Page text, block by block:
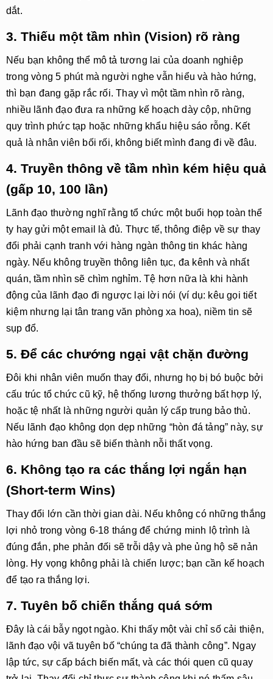
dắt.
3. Thiếu một tầm nhìn (Vision) rõ ràng
Nếu bạn không thể mô tả tương lai của doanh nghiệp
trong vòng 5 phút mà người nghe vẫn hiểu và hào hứng,
thì bạn đang gặp rắc rối. Thay vì một tầm nhìn rõ ràng,
nhiều lãnh đạo đưa ra những kế hoạch dày cộp, những
quy trình phức tạp hoặc những khẩu hiệu sáo rỗng. Kết
quả là nhân viên bối rối, không biết mình đang đi về đâu.
4. Truyền thông về tầm nhìn kém hiệu quả
(gấp 10, 100 lần)
Lãnh đạo thường nghĩ rằng tổ chức một buổi họp toàn thể
ty hay gửi một email là đủ. Thực tế, thông điệp về sự thay
đổi phải cạnh tranh với hàng ngàn thông tin khác hàng
ngày. Nếu không truyền thông liên tục, đa kênh và nhất
quán, tầm nhìn sẽ chìm nghỉm. Tệ hơn nữa là khi hành
động của lãnh đạo đi ngược lại lời nói (ví dụ: kêu gọi tiết
kiệm nhưng lại tân trang văn phòng xa hoa), niềm tin sẽ
sụp đổ.
5. Để các chướng ngại vật chặn đường
Đôi khi nhân viên muốn thay đổi, nhưng họ bị bó buộc bởi
cấu trúc tổ chức cũ kỹ, hệ thống lương thưởng bất hợp lý,
hoặc tệ nhất là những người quản lý cấp trung bảo thủ.
Nếu lãnh đạo không dọn dẹp những “hòn đá tảng” này, sự
hào hứng ban đầu sẽ biến thành nỗi thất vọng.
6. Không tạo ra các thắng lợi ngắn hạn
(Short-term Wins)
Thay đổi lớn cần thời gian dài. Nếu không có những thắng
lợi nhỏ trong vòng 6-18 tháng để chứng minh lộ trình là
đúng đắn, phe phản đối sẽ trỗi dậy và phe ủng hộ sẽ nản
lòng. Hy vọng không phải là chiến lược; bạn cần kế hoạch
để tạo ra thắng lợi.
7. Tuyên bố chiến thắng quá sớm
Đây là cái bẫy ngọt ngào. Khi thấy một vài chỉ số cải thiện,
lãnh đạo vội vã tuyên bố “chúng ta đã thành công”. Ngay
lập tức, sự cấp bách biến mất, và các thói quen cũ quay